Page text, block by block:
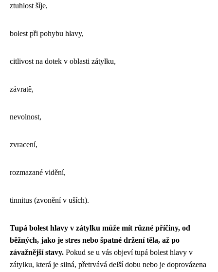
ztuhlost šíje,
bolest při pohybu hlavy,
citlivost na dotek v oblasti zátylku,
závratě,
nevolnost,
zvracení,
rozmazané vidění,
tinnitus (zvonění v uších).
Tupá bolest hlavy v zátylku může mít různé příčiny, od
běžných, jako je stres nebo špatné držení těla, až po
závažnější stavy. Pokud se u vás objeví tupá bolest hlavy v
zátylku, která je silná, přetrvává delší dobu nebo je doprovázena